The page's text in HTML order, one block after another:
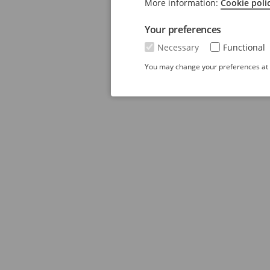
More information: Cookie
Your preferences
Necessary Functional
You may change your preferences